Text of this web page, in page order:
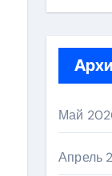
Май
Апрель